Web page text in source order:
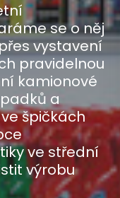
se o něj
vystavení
pravidelnou
kamionové
a
špičkách
ve střední
výrobu